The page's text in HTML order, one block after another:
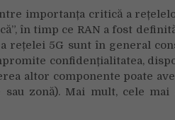
importanța critică a
în timp ce RAN a fost
rețelei 5G sunt în general
confidențialitatea,
altor componente poate
zonă). Mai mult, cele